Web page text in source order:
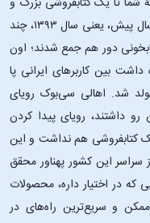
پروپیمون تنها به اندازۀ یک کلیک شده. چند سال پیش، یعنی سال ۱۳۹۳، چند
دور هم جمع شدند؛ اون‌
داشت بین کاربرهای ایرانی پا
شد. اهالی سی‌بوک رویای
داشتند، رویای پیدا کردن
کتابفروشی هم نداشت و این
سراسر این کشور پهناور محقق
که در اختیار داره، محصولات
و سریع‌ترین راه‌های در